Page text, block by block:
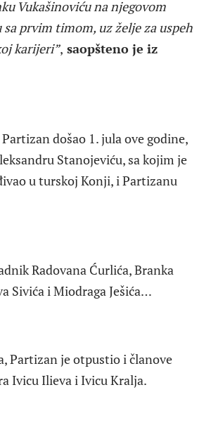
Vukašinoviću na njegovom
prvim timom, uz želje za uspeh
karijeri”, saopšteno je iz
došao 1. jula ove godine,
Stanojeviću, sa kojim je
u turskoj Konji, i Partizanu
Radovana Ćurlića, Branka
Sivića i Miodraga Ješića…
Partizan je otpustio i članove
Ivicu Ilieva i Ivicu Kralja.